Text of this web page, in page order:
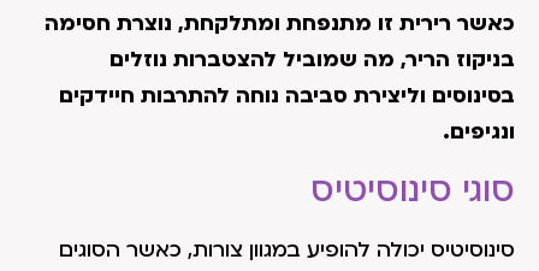
כאשר רירית זו מתנפחת ומתלקחת, נוצרת חסימה
בניקוז הריר, מה שמוביל להצטברות נוזלים
בסינוסים וליצירת סביבה נוחה להתרבות חיידקים
ונגיפים.
סוגי סינוסיטיס
סינוסיטיס יכולה להופיע במגוון צורות, כאשר הסוגים